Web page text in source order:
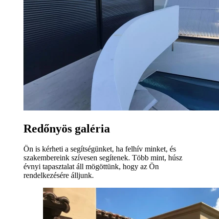
Redőnyös galéria
Ön is kérheti a segítségünket, ha felhív minket, és
szakembereink szívesen segítenek. Több mint, húsz
évnyi tapasztalat áll mögöttünk, hogy az Ön
rendelkezésére álljunk.